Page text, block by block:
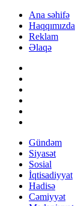
Ana səhifə
Haqqımızda
Reklam
Əlaqə
Gündəm
Siyasət
Sosial
İqtisadiyyat
Hadisə
Cəmiyyət